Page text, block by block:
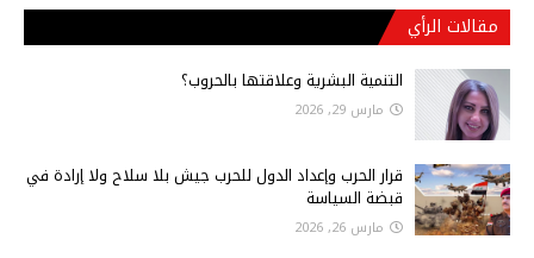
مقالات الرأي
التنمية البشرية وعلاقتها بالحروب؟
مارس 29, 2026
قرار الحرب وإعداد الدول للحرب جيش بلا سلاح ولا إرادة في
قبضة السياسة
مارس 26, 2026